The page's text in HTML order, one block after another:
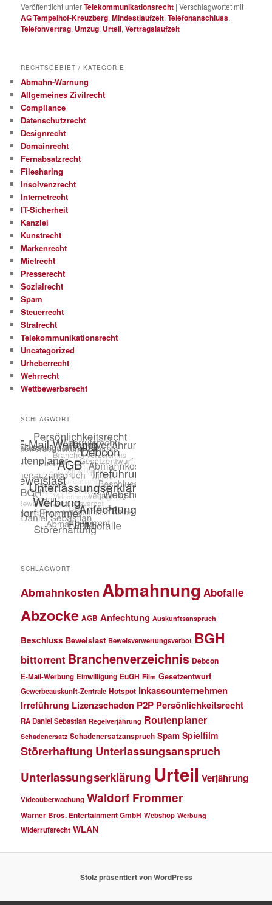
Veröffentlicht unterTelekommunikationsrecht |Verschlagwortet mit
AG Tempelhof-Kreuzberg,Mindestlaufzeit,Telefonanschluss,
Telefonvertrag, Umzug, Urteil,Vertragslaufzeit
RECHTSGEBIET / KATEGORIE
Abmahn-Warnung
Allgemeines Zivilrecht
Compliance
Datenschutzrecht
Designrecht
Domainrecht
Fernabsatzrecht
Filesharing
Insolvenzrecht
Internetrecht
IT-Sicherheit
Kanzlei
Kunstrecht
Markenrecht
Mietrecht
Presserecht
Sozialrecht
Spam
Steuerrecht
Strafrecht
Telekommunikationsrecht
Uncategorized
Urheberrecht
Wehrrecht
Wettbewerbsrecht
SCHLAGWORT
SCHLAGWORT
Abmahnkosten Abmahnung Abofalle
Abzocke AGB Anfechtung Auskunftsanspruch
Beschluss Beweislast Beweisverwertungsverbot BGH
bittorrent Branchenverzeichnis Debcon
E-Mail-Werbung Einwilligung EuGH Film Gesetzentwurf
Gewerbeauskunft-Zentrale Hotspot Inkassounternehmen
Irreführung Lizenzschaden P2P Persönlichkeitsrecht
RA Daniel Sebastian Regelverjährung Routenplaner
Schadenersatz Schadenersatzanspruch Spam Spielfilm
Störerhaftung Unterlassungsanspruch
Unterlassungserklärung Urteil Verjährung
Videoüberwachung Waldorf Frommer
Warner Bros. Entertainment GmbH Webshop Werbung
Widerrufsrecht WLAN
Stolz präsentiert von WordPress